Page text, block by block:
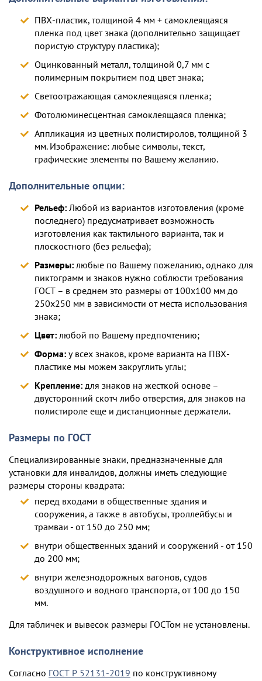
ПВХ-пластик, толщиной 4 мм + самоклеящаяся
пленка под цвет знака (дополнительно защищает
пористую структуру пластика);
Оцинкованный металл, толщиной 0,7 мм с
полимерным покрытием под цвет знака;
Светоотражающая самоклеящаяся пленка;
Фотолюминесцентная самоклеящаяся пленка;
Аппликация из цветных полистиролов, толщиной 3
мм. Изображение: любые символы, текст,
графические элементы по Вашему желанию.
Дополнительные опции:
Рельеф: Любой из вариантов изготовления (кроме
последнего) предусматривает возможность
изготовления как тактильного варианта, так и
плоскостного (без рельефа);
Размеры: любые по Вашему пожеланию, однако для
пиктограмм и знаков нужно соблюсти требования
ГОСТ – в среднем это размеры от 100х100 мм до
250х250 мм в зависимости от места использования
знака;
Цвет: любой по Вашему предпочтению;
Форма: у всех знаков, кроме варианта на ПВХ-
пластике мы можем закруглить углы;
Крепление: для знаков на жесткой основе –
двусторонний скотч либо отверстия, для знаков на
полистироле еще и дистанционные держатели.
Размеры по ГОСТ
Специализированные знаки, предназначенные для
установки для инвалидов, должны иметь следующие
размеры стороны квадрата:
перед входами в общественные здания и
сооружения, а также в автобусы, троллейбусы и
трамваи - от 150 до 250 мм;
внутри общественных зданий и сооружений - от 150
до 200 мм;
внутри железнодорожных вагонов, судов
воздушного и водного транспорта, от 100 до 150
мм.
Для табличек и вывесок размеры ГОСТом не установлены.
Конструктивное исполнение
Согласно ГОСТ Р 52131-2019 по конструктивному